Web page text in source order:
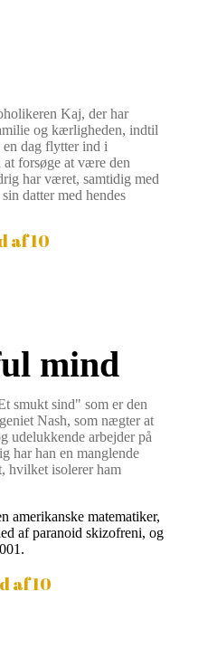
Kaj, der har
og kærligheden, indtil
en dag flytter ind i
forsøge at være den
har været, samtidig med
datter med hendes
af 10
mind
smukt sind" som er den
Nash, som nægter at
udelukkende arbejder på
har han en manglende
hvilket isolerer ham
amerikanske matematiker,
af paranoid skizofreni, og
af 10